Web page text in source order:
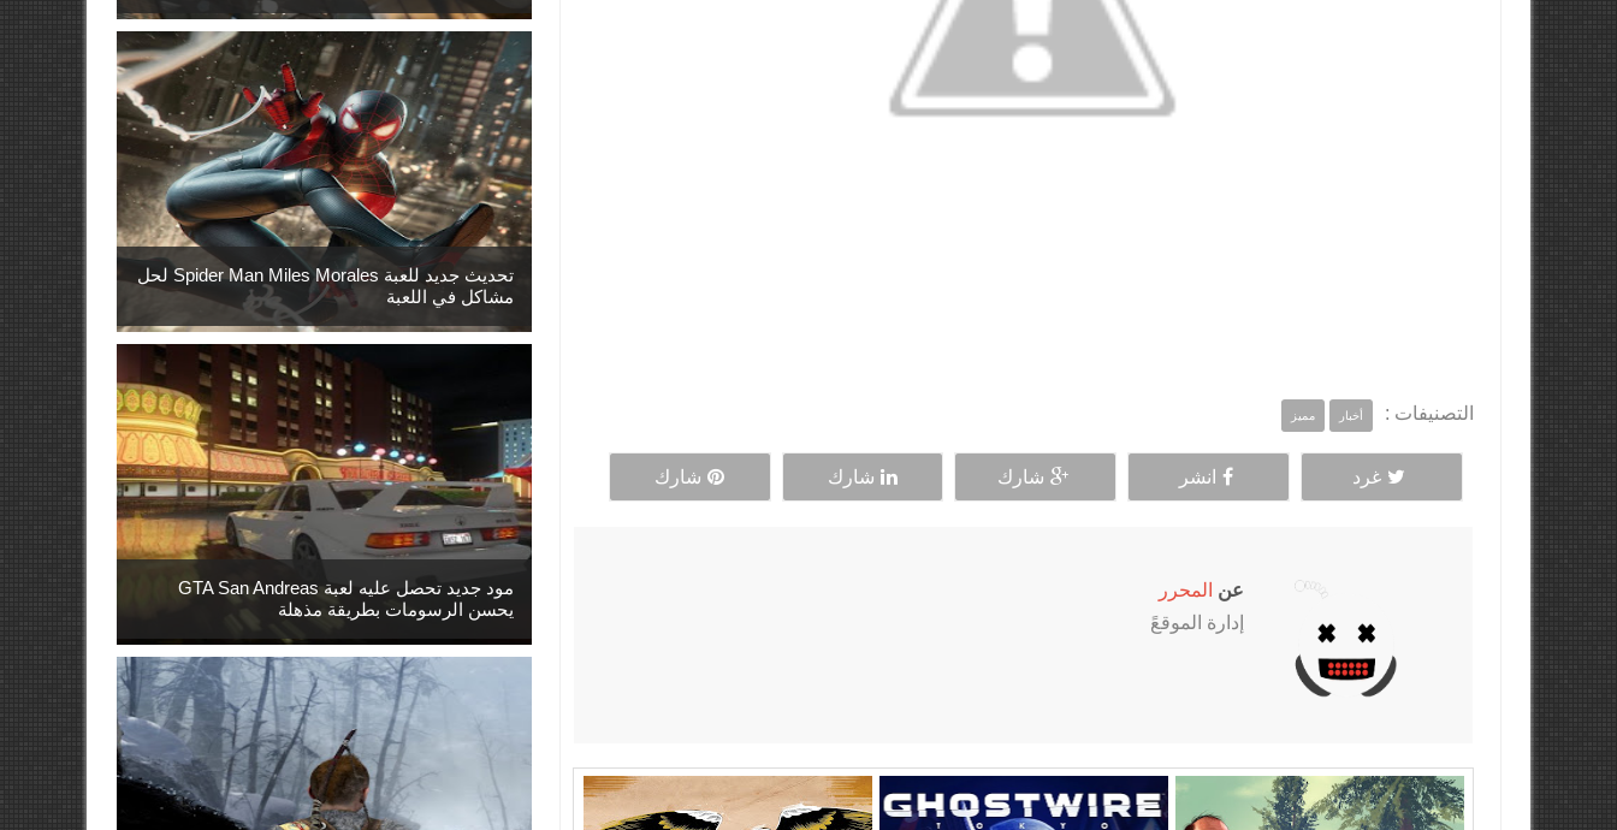
التصنيفات : أخبار مميز
غرد انشر شارك شارك شارك
عن المحرر
إدارة الموقعً
تحديث جديد للعبة Spider Man Miles Morales لحل
مشاكل في اللعبة
مود جديد تحصل عليه لعبة GTA San Andreas
يحسن الرسومات بطريقة مذهلة